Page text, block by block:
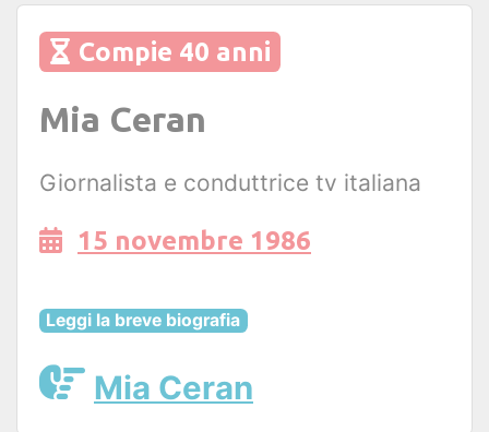
Compie 40 anni
Mia Ceran
Giornalista e conduttrice tv italiana
15 novembre 1986
Leggi la breve biografia
Mia Ceran